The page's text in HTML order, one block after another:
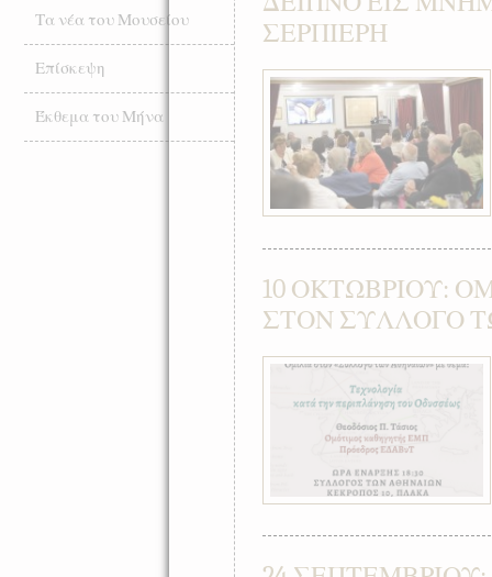
Τα νέα του Μουσείου
Επίσκεψη
Έκθεμα του Μήνα
ΣΕΡΠΙΕΡΗ
10 ΟΚΤΩΒΡΙΟΥ:
ΣΤΟΝ ΣΥΛΛΟΓΟ